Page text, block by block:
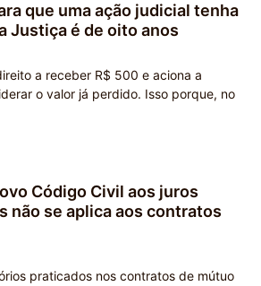
que uma ação judicial tenha
Justiça é de oito anos
a receber R$ 500 e aciona a
o valor já perdido. Isso porque, no
Código Civil aos juros
não se aplica aos contratos
praticados nos contratos de mútuo